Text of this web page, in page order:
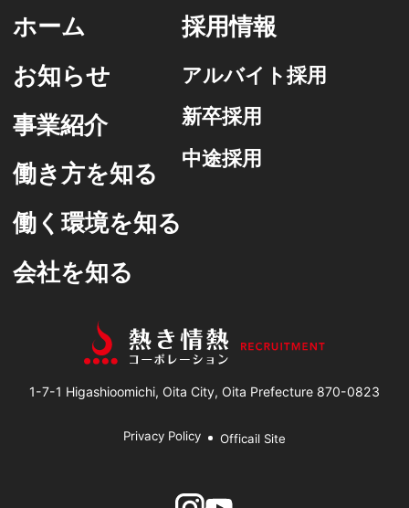
ホーム
お知らせ
事業紹介
働き方を知る
働く環境を知る
会社を知る
採用情報
アルバイト採用
新卒採用
中途採用
1-7-1 Higashioomichi, Oita City, Oita Prefecture 870-0823
Privacy Policy Officail Site